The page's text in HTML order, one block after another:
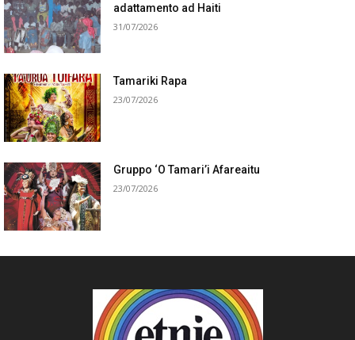
adattamento ad Haiti
31/07/2026
Tamariki Rapa
23/07/2026
Gruppo ‘O Tamari’i Afareaitu
23/07/2026